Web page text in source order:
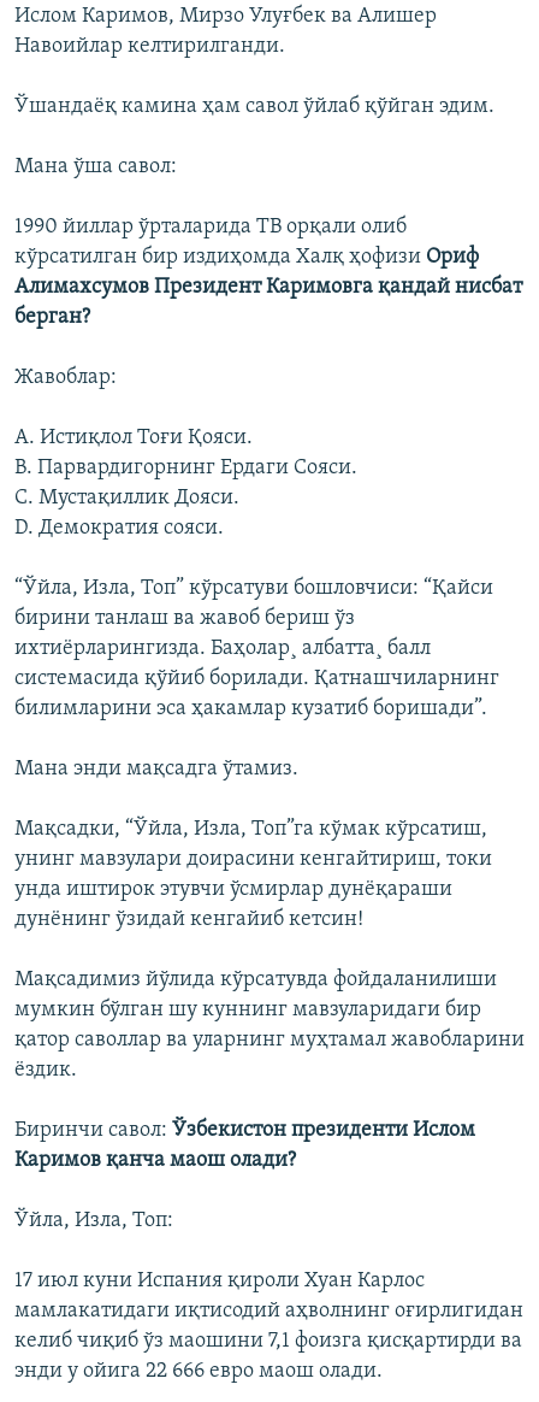
Ислом Каримов, Мирзо Улуғбек ва Алишер
Навоийлар келтирилганди.
Ўшандаёқ камина ҳам савол ўйлаб қўйган эдим.
Мана ўша савол:
1990 йиллар ўрталарида ТВ орқали олиб
кўрсатилган бир издиҳомда Халқ ҳофизи Ориф
Алимахсумов Президент Каримовга қандай нисбат
берган?
Жавоблар:
A. Истиқлол Тоғи Қояси.
B. Парвардигорнинг Ердаги Сояси.
C. Мустақиллик Дояси.
D. Демократия сояси.
“Ўйла, Изла, Топ” кўрсатуви бошловчиси: “Қайси
бирини танлаш ва жавоб бериш ўз
ихтиëрларингизда. Баҳолар¸ албатта¸ балл
системасида қўйиб борилади. Қатнашчиларнинг
билимларини эса ҳакамлар кузатиб боришади”.
Мана энди мақсадга ўтамиз.
Мақсадки, “Ўйла, Изла, Топ”га кўмак кўрсатиш,
унинг мавзулари доирасини кенгайтириш, токи
унда иштирок этувчи ўсмирлар дунёқараши
дунёнинг ўзидай кенгайиб кетсин!
Мақсадимиз йўлида кўрсатувда фойдаланилиши
мумкин бўлган шу куннинг мавзуларидаги бир
қатор саволлар ва уларнинг муҳтамал жавобларини
ёздик.
Биринчи савол: Ўзбекистон президенти Ислом
Каримов қанча маош олади?
Ўйла, Изла, Топ:
17 июл куни Испания қироли Хуан Карлос
мамлакатидаги иқтисодий аҳволнинг оғирлигидан
келиб чиқиб ўз маошини 7,1 фоизга қисқартирди ва
энди у ойига 22 666 евро маош олади.